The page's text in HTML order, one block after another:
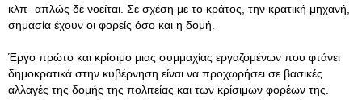
κλπ- απλώς δε νοείται. Σε σχέση με το κράτος, την κρατική μηχανή,
σημασία έχουν οι φορείς όσο και η δομή.
Έργο πρώτο και κρίσιμο μιας συμμαχίας εργαζομένων που φτάνει
δημοκρατικά στην κυβέρνηση είναι να προχωρήσει σε βασικές
αλλαγές της δομής της πολιτείας και των κρίσιμων φορέων της.